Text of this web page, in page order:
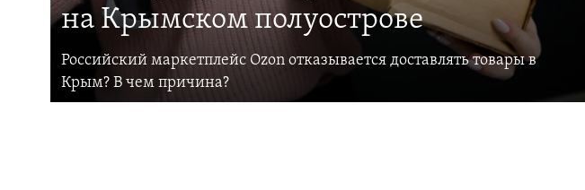
на Крымском полуострове
Российский маркетплейс Ozon отказывается доставлять товары в
Крым? В чем причина?